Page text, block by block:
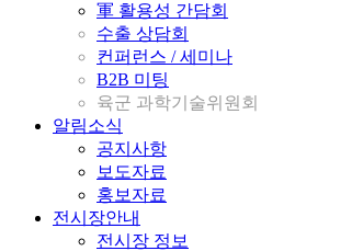
軍 활용성 간담회
수출 상담회
컨퍼런스 / 세미나
B2B 미팅
육군 과학기술위원회
알림소식
공지사항
보도자료
홍보자료
전시장안내
전시장 정보